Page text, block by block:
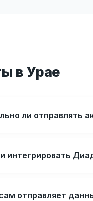
в Урае
ли отправлять
интегрировать
отправляет